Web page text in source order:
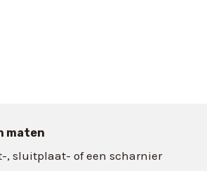
maten
, sluitplaat- of een scharnier